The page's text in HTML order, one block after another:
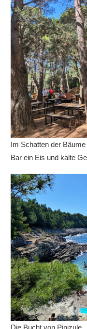
Im Schatten der
Bar ein Eis und kalte